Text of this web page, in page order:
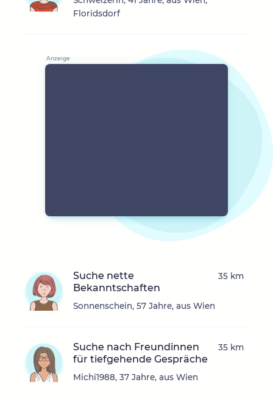
Floridsdorf
Suche nette
Bekanntschaften
Sonnenschein, 57 Jahre, aus Wien
35 km
Suche nach Freundinnen
für tiefgehende Gespräche
Michi1988, 37 Jahre, aus Wien
35 km